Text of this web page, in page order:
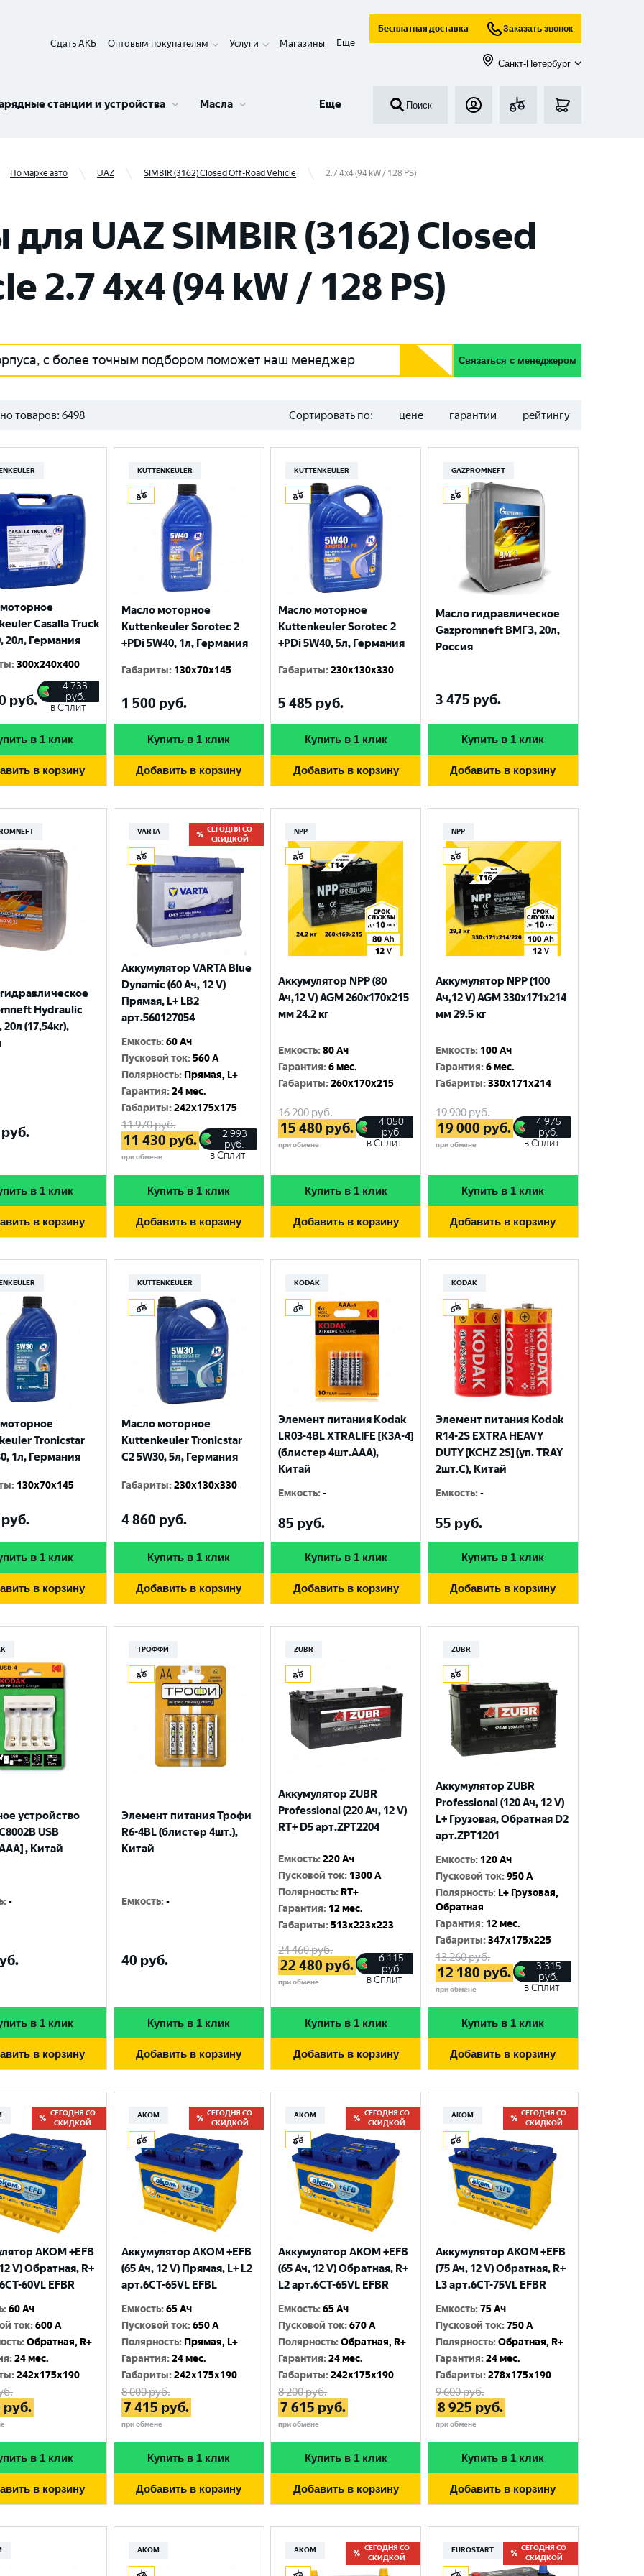
Сдать АКБ Оптовым покупателям Услуги Магазины Еще
Бесплатная доставка Заказать звонок
Санкт-Петербург
станции и устройства Масла Еще Поиск
По марке авто UAZ SIMBIR (3162) Closed Off-Road Vehicle 2.7 4x4 (94 kW / 128 PS)
UAZ SIMBIR (3162) Closed
2.7 4x4 (94 kW / 128 PS)
с более точным подбором поможет наш менеджер Связаться с менеджером
товаров: 6498 Сортировать по: цене гарантии рейтингу
Casalla Truck
20л, Германия
:300x240x400
руб.
4 733
руб.
в Сплит
в 1 клик
в корзину
KUTTENKEULER
Масло моторное
Kuttenkeuler Sorotec 2
+PDi 5W40, 1л, Германия
Габариты: 130x70x145
1 500 руб.
Купить в 1 клик
Добавить в корзину
KUTTENKEULER
Масло моторное
Kuttenkeuler Sorotec 2
+PDi 5W40, 5л, Германия
Габариты:230x130x330
5 485 руб.
Купить в 1 клик
Добавить в корзину
GAZPROMNEFT
Масло гидравлическое
Gazpromneft ВМГЗ, 20л,
Россия
3 475 руб.
Купить в 1 клик
Добавить в корзину
Hydraulic
20л (17,54кг),
руб.
в 1 клик
в корзину
VARTA
СЕГОДНЯ СО
СКИДКОЙ
Аккумулятор VARTA Blue
Dynamic (60 Ач, 12 V)
Прямая, L+ LB2
арт.560127054
Емкость:60 Ач
Пусковой ток:560 A
Полярность: Прямая, L+
Гарантия:24 мес.
Габариты:242x175x175
11 970руб.
11 430 руб.
при обмене
2 993
руб.
в Сплит
Купить в 1 клик
Добавить в корзину
NPP
Аккумулятор NPP (80
Ач,12 V) AGM 260x170x215
мм 24.2 кг
Емкость:80 Ач
Гарантия:6 мес.
Габариты:260x170x215
16 200руб.
15 480 руб.
при обмене
4 050
руб.
в Сплит
Купить в 1 клик
Добавить в корзину
NPP
Аккумулятор NPP (100
Ач,12 V) AGM 330x171x214
мм 29.5 кг
Емкость: 100 Ач
Гарантия:6 мес.
Габариты:330x171x214
19 900руб.
19 000 руб.
при обмене
4 975
руб.
в Сплит
Купить в 1 клик
Добавить в корзину
Tronicstar
1л, Германия
: 130x70x145
руб.
в 1 клик
в корзину
KUTTENKEULER
Масло моторное
Kuttenkeuler Tronicstar
C2 5W30, 5л, Германия
Габариты:230x130x330
4 860 руб.
Купить в 1 клик
Добавить в корзину
KODAK
Элемент питания Kodak
LR03-4BL XTRALIFE [K3A-4]
(блистер 4шт.AАА),
Китай
Емкость:-
85 руб.
Купить в 1 клик
Добавить в корзину
KODAK
Элемент питания Kodak
R14-2S EXTRA HEAVY
DUTY [KCHZ 2S] (уп. TRAY
2шт.C), Китай
Емкость:-
55 руб.
Купить в 1 клик
Добавить в корзину
устройство
USB
, Китай
:-
в 1 клик
в корзину
ТРОФФИ
Элемент питания Трофи
R6-4BL (блистер 4шт.),
Китай
Емкость:-
40 руб.
Купить в 1 клик
Добавить в корзину
ZUBR
Аккумулятор ZUBR
Professional (220 Ач, 12 V)
RT+ D5 арт.ZPT2204
Емкость:220 Ач
Пусковой ток: 1300 A
Полярность: RT+
Гарантия: 12 мес.
Габариты:513x223x223
24 460руб.
22 480 руб.
при обмене
6 115
руб.
в Сплит
Купить в 1 клик
Добавить в корзину
ZUBR
Аккумулятор ZUBR
Professional (120 Ач, 12 V)
L+ Грузовая, Обратная D2
арт.ZPT1201
Емкость: 120 Ач
Пусковой ток:950 A
Полярность: L+ Грузовая,
Обратная
Гарантия: 12 мес.
Габариты:347x175x225
13 260руб.
12 180 руб.
при обмене
3 315
руб.
в Сплит
Купить в 1 клик
Добавить в корзину
СЕГОДНЯ СО
СКИДКОЙ
AKOM +EFB
V) Обратная, R+
60VL EFBR
:60 Ач
ток:600 A
:Обратная, R+
:24 мес.
:242x175x190
руб.
в 1 клик
в корзину
АКОМ
СЕГОДНЯ СО
СКИДКОЙ
Аккумулятор AKOM +EFB
(65 Ач, 12 V) Прямая, L+ L2
арт.6СТ-65VL EFBL
Емкость:65 Ач
Пусковой ток:650 A
Полярность: Прямая, L+
Гарантия:24 мес.
Габариты:242x175x190
8 000руб.
7 415 руб.
при обмене
Купить в 1 клик
Добавить в корзину
АКОМ
СЕГОДНЯ СО
СКИДКОЙ
Аккумулятор AKOM +EFB
(65 Ач, 12 V) Обратная, R+
L2 арт.6CT-65VL EFBR
Емкость:65 Ач
Пусковой ток:670 A
Полярность:Обратная, R+
Гарантия:24 мес.
Габариты:242x175x190
8 200руб.
7 615 руб.
при обмене
Купить в 1 клик
Добавить в корзину
АКОМ
СЕГОДНЯ СО
СКИДКОЙ
Аккумулятор AKOM +EFB
(75 Ач, 12 V) Обратная, R+
L3 арт.6СТ-75VL EFBR
Емкость:75 Ач
Пусковой ток:750 A
Полярность:Обратная, R+
Гарантия:24 мес.
Габариты:278x175x190
9 600руб.
8 925 руб.
при обмене
Купить в 1 клик
Добавить в корзину
АКОМ АКОМ
СЕГОДНЯ СО
СКИДКОЙ
EUROSTART
СЕГОДНЯ СО
СКИДКОЙ
Выберите ваш город
Гатчина
Смоленск